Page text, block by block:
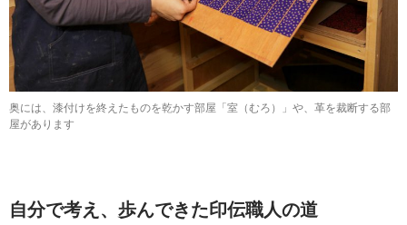
奥には、漆付けを終えたものを乾かす部屋「室（むろ）」や、革を裁断する部
屋があります
自分で考え、歩んできた印伝職人の道